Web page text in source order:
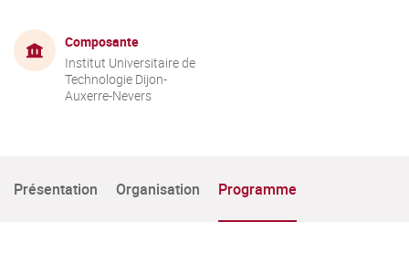
Composante
Institut Universitaire de
Technologie Dijon-
Auxerre-Nevers
Présentation Organisation Programme